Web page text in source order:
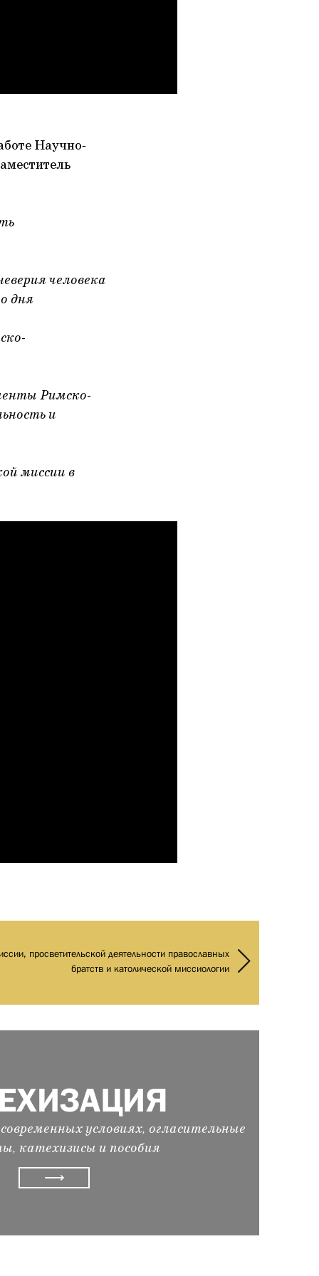
Научно-
человека
дня
Римско-
и
миссии в
просветительской деятельности православных
братств и католической миссиологии
условиях, огласительные
катехизисы и пособия
⟶